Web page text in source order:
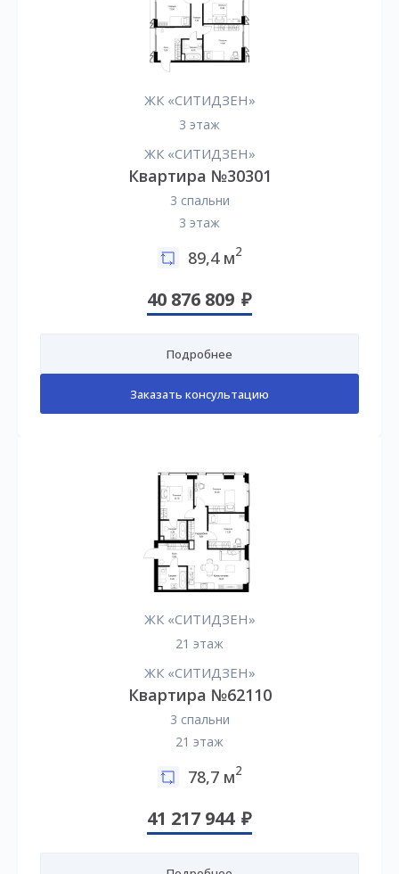
ЖК «СИТИДЗЕН»
3 этаж
ЖК «СИТИДЗЕН»
Квартира №30301
3 спальни
3 этаж
89,4 м2
40 876 809
Подробнее
Заказать консультацию
ЖК «СИТИДЗЕН»
21 этаж
ЖК «СИТИДЗЕН»
Квартира №62110
3 спальни
21 этаж
78,7 м2
41 217 944